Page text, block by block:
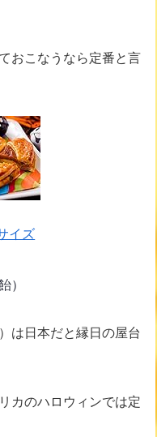
おこなうなら定番と言
イズ
）
は日本だと縁日の屋台
カのハロウィンでは定